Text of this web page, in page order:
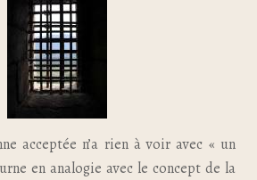
acceptée n’a rien à voir avec « un
en analogie avec le concept de la